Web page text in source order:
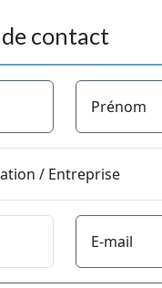
contact
Prénom
/ Entreprise
E-mail